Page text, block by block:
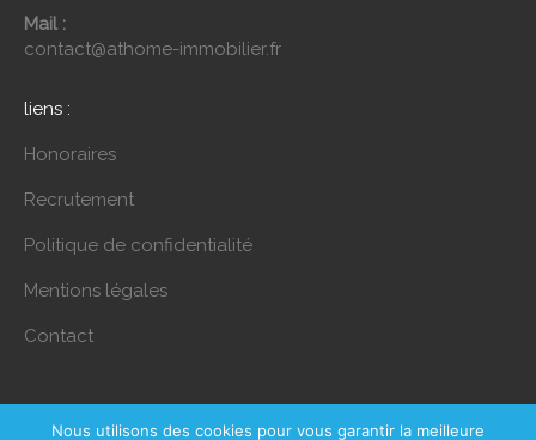
Mail :
contact@athome-immobilier.fr
liens :
Honoraires
Recrutement
Politique de confidentialité
Mentions légales
Contact
Nous utilisons des cookies pour vous garantir la meilleure